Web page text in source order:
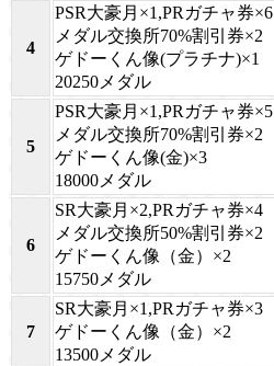
4
PSR大豪月×1,PRガチャ券×6
メダル交換所70%割引券×2
ゲドーくん像(プラチナ)×1
20250メダル
5
PSR大豪月×1,PRガチャ券×5
メダル交換所70%割引券×2
ゲドーくん像(金)×3
18000メダル
6
SR大豪月×2,PRガチャ券×4
メダル交換所50%割引券×2
ゲドーくん像（金）×2
15750メダル
7
SR大豪月×1,PRガチャ券×3
ゲドーくん像（金）×2
13500メダル